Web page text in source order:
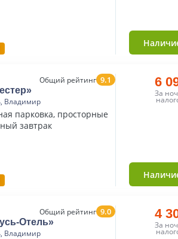
Общий рейтинг 9.1
Владимир
парковка, просторные
завтрак
6
За
Общий рейтинг 9.0
Отель»
Владимир
4
За